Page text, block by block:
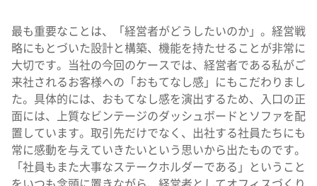
最も重要なことは、「経営者がどうしたいのか」。経営戦
略にもとづいた設計と構築、機能を持たせることが非常に
大切です。当社の今回のケースでは、経営者である私がご
来社されるお客様への「おもてなし感」にもこだわりまし
た。具体的には、おもてなし感を演出するため、入口の正
面には、上質なビンテージのダッシュボードとソファを配
置しています。取引先だけでなく、出社する社員たちにも
常に感動を与えていきたいという思いから出たものです。
「社員もまた大事なステークホルダーである」ということ